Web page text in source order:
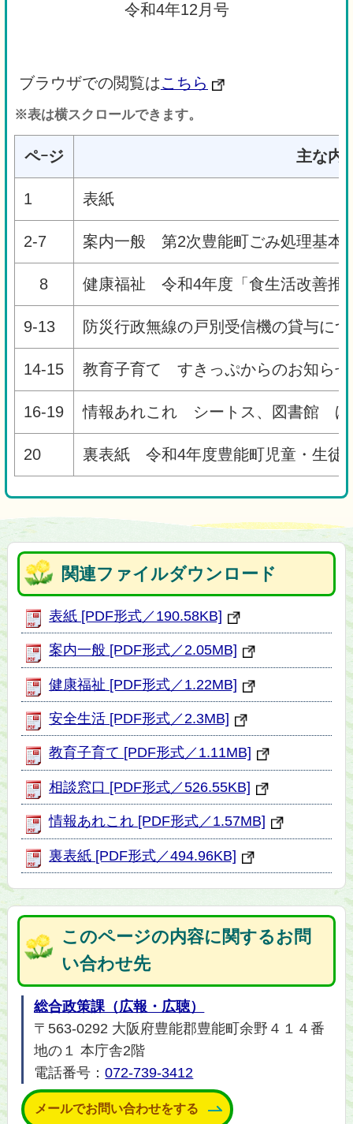
令和4年12月号
ブラウザでの閲覧はこちら
※表は横スクロールできます。
ペｰジ 主な内
1 表紙
2-7 案内一般 第2次豊能町ごみ処理基本
8 健康福祉 令和4年度「食生活改善推
9-13 防災行政無線の戸別受信機の貸与に
14-15 教育子育て すきっぷからのお知ら
16-19 情報あれこれ シートス、図書館 ほ
20 裏表紙 令和4年度豊能町児童・生徒
関連ファイルダウンロード
表紙 [PDF形式／190.58KB]
案内一般 [PDF形式／2.05MB]
健康福祉 [PDF形式／1.22MB]
安全生活 [PDF形式／2.3MB]
教育子育て [PDF形式／1.11MB]
相談窓口 [PDF形式／526.55KB]
情報あれこれ [PDF形式／1.57MB]
裏表紙 [PDF形式／494.96KB]
このページの内容に関するお問
い合わせ先
総合政策課（広報・広聴）
〒563-0292 大阪府豊能郡豊能町余野４１４番
地の１ 本庁舎2階
電話番号：072-739-3412
メールでお問い合わせをする